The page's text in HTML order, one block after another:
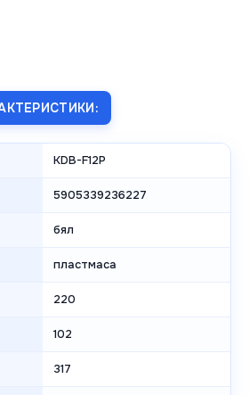
KDB-F12P
5905339236227
бял
пластмаса
220
102
317